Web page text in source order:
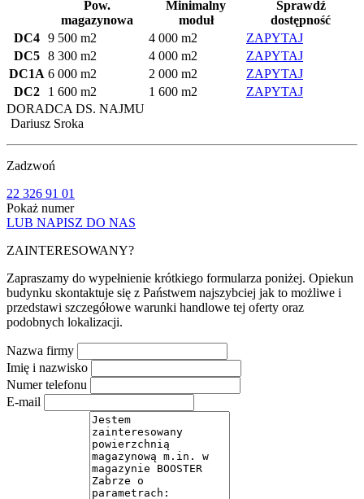
Pow.
magazynowa
Minimalny
moduł
Sprawdź
dostępność
DC4 9 500 m2 4 000 m2
ZAPYTAJ
DC5 8 300 m2 4 000 m2
ZAPYTAJ
DC1A 6 000 m2 2 000 m2
ZAPYTAJ
DC2
1 600 m2 1 600 m2
ZAPYTAJ
DORADCA DS. NAJMU
Dariusz Sroka
Zadzwoń
22 326 91 01
Pokaż numer
LUB NAPISZ DO NAS
ZAINTERESOWANY?
Zapraszamy do wypełnienie krótkiego formularza poniżej. Opiekun
budynku skontaktuje się z Państwem najszybciej jak to możliwe i
przedstawi szczegółowe warunki handlowe tej oferty oraz
podobnych lokalizacji.
Nazwa firmy
Imię i nazwisko
Numer telefonu
E-mail